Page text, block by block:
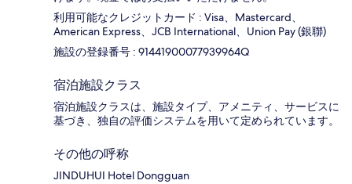
利用可能なクレジットカード : Visa、Mastercard、
American Express、JCB International、Union Pay (銀聯)
施設の登録番号 : 91441900077939964Q
宿泊施設クラス
宿泊施設クラスは、施設タイプ、アメニティ、サービスに
基づき、独自の評価システムを用いて定められています。
その他の呼称
JINDUHUI Hotel Dongguan